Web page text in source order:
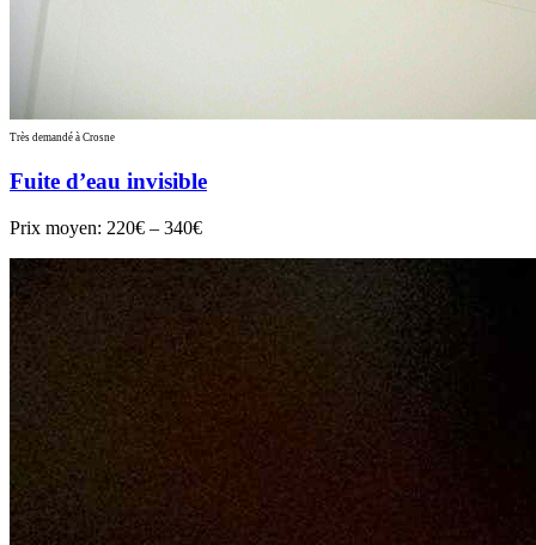
Très demandé à Crosne
Fuite d’eau invisible
Prix moyen: 220€ – 340€